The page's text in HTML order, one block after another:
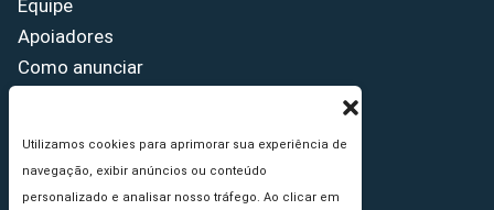
Utilizamos cookies para aprimorar sua experiência de
navegação, exibir anúncios ou conteúdo
personalizado e analisar nosso tráfego. Ao clicar em
Equipe
Apoiadores
Como anunciar
Princípios Editoriais